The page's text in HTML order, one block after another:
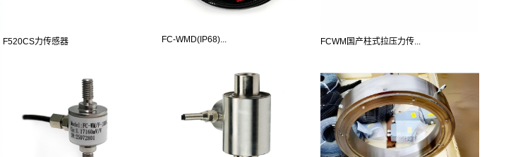
F520CS力传感器 FC-WMD(IP68)... FCWM国产柱式拉压力传...